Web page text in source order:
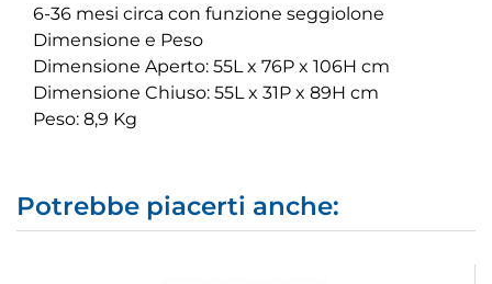
6-36 mesi circa con funzione seggiolone
Dimensione e Peso
Dimensione Aperto: 55L x 76P x 106H cm
Dimensione Chiuso: 55L x 31P x 89H cm
Peso: 8,9 Kg
Potrebbe piacerti anche: